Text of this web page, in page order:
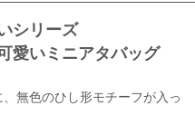
シリーズ
愛いミニアタバッグ
無色のひし形モチーフが入っ